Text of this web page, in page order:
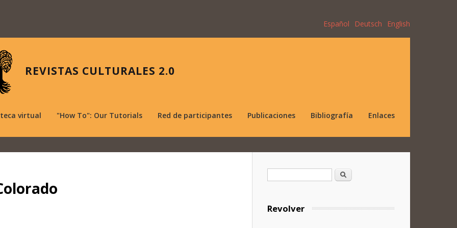
Español Deutsch English
REVISTAS CULTURALES 2.0
virtual "How To": Our Tutorials Red de participantes Publicaciones Bibliografía Enlaces
Formulario de búsqueda
Buscar
Revolver